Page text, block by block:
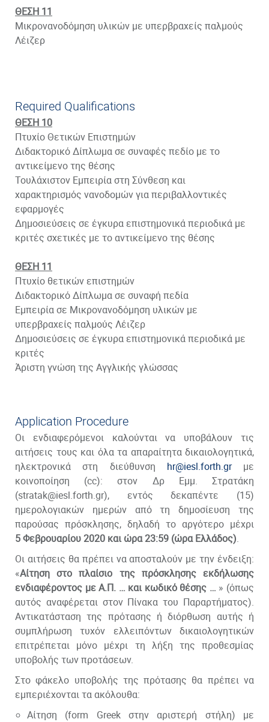
ΘΕΣΗ 11
Μικρονανοδόμηση υλικών με υπερβραχείς παλμούς
Λέιζερ
Required Qualifications
ΘΕΣΗ 10
Πτυχίο Θετικών Επιστημών
Διδακτορικό Δίπλωμα σε συναφές πεδίο με το
αντικείμενο της θέσης
Τουλάχιστον Εμπειρία στη Σύνθεση και
χαρακτηρισμός νανοδομών για περιβαλλοντικές
εφαρμογές
Δημοσιεύσεις σε έγκυρα επιστημονικά περιοδικά με
κριτές σχετικές με το αντικείμενο της θέσης
ΘΕΣΗ 11
Πτυχίο θετικών επιστημών
Διδακτορικό Δίπλωμα σε συναφή πεδία
Εμπειρία σε Μικρονανοδόμηση υλικών με
υπερβραχείς παλμούς Λέιζερ
Δημοσιεύσεις σε έγκυρα επιστημονικά περιοδικά με
κριτές
Άριστη γνώση της Αγγλικής γλώσσας
Application Procedure
Οι ενδιαφερόμενοι καλούνται να υποβάλουν τις
αιτήσεις τους και όλα τα απαραίτητα δικαιολογητικά,
ηλεκτρονικά στη διεύθυνση hr@iesl.forth.grμε
κοινοποίηση (cc): στον Δρ Εμμ. Στρατάκη
(stratak@iesl.forth.gr), εντός δεκαπέντε (15)
ημερολογιακών ημερών από τη δημοσίευση της
παρούσας πρόσκλησης, δηλαδή το αργότερο μέχρι
5 Φεβρουαρίου 2020 και ώρα 23:59 (ώρα Ελλάδος).
Οι αιτήσεις θα πρέπει να αποσταλούν με την ένδειξη:
«Αίτηση στο πλαίσιο της πρόσκλησης εκδήλωσης
ενδιαφέροντος με Α.Π. … και κωδικό θέσης … » (όπως
αυτός αναφέρεται στον Πίνακα του Παραρτήματος).
Αντικατάσταση της πρότασης ή διόρθωση αυτής ή
συμπλήρωση τυχόν ελλειπόντων δικαιολογητικών
επιτρέπεται μόνο μέχρι τη λήξη της προθεσμίας
υποβολής των προτάσεων.
Στο φάκελο υποβολής της πρότασης θα πρέπει να
εμπεριέχονται τα ακόλουθα:
Αίτηση (form Greek στην αριστερή στήλη) με